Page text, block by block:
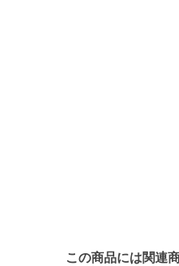
この商品には関連